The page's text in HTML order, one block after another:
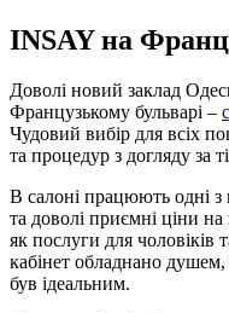
INSAY на
Доволі новий заклад
Французькому бульварі –
Чудовий вибір для всіх
та процедур з догляду за
В салоні працюють одні з
та доволі приємні ціни
як послуги для чоловіків
кабінет обладнано
був ідеальним.